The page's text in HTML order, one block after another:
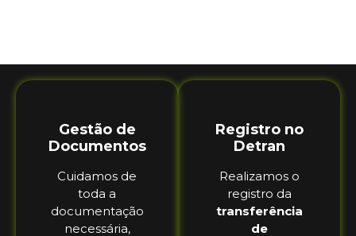
Gestão de
Documentos
Cuidamos de
toda a
documentação
necessária,
Registro no
Detran
Realizamos o
registro da
transferência
de